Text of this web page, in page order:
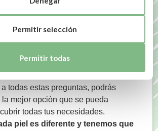
con rosácea, vitíligo, acné…?
vas a usar el protector solar? ¿para ir a
o a la piscina? ¿para usar a diario? ¿para
zona del cuerpo lo vas a aplicar? En el
la cara, en una cicatriz…
todas estas preguntas, podrás
mejor opción que se pueda
todas tus necesidades.
piel es diferente y tenemos que
Permitir selección
Permitir todas